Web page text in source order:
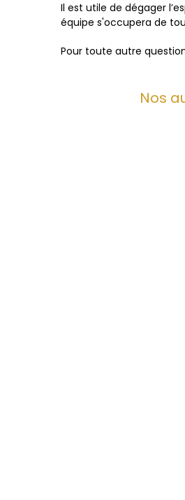
Il est utile de dégager
équipe s'occupera de
Pour toute autre
Nos